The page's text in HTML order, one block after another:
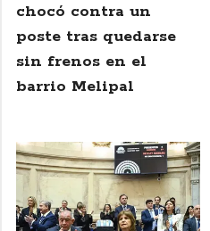
chocó contra un
poste tras quedarse
sin frenos en el
barrio Melipal